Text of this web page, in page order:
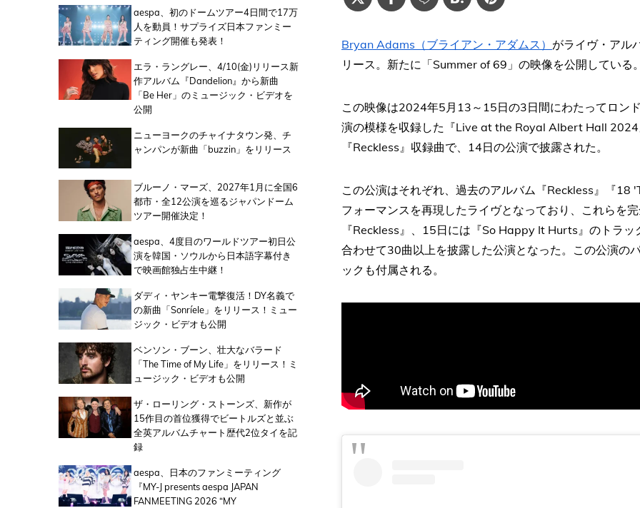
Bryan Adams（ブライアン・アダムス） がライヴ・ア
リース。新たに「Summer of 69」の映像を公開している
この映像は2024年5月13～15日の3日間にわたってロン
演の模様を収録した『Live at the Royal Albert Hall
『Reckless』収録曲で、14日の公演で披露された。
この公演はそれぞれ、過去のアルバム『Reckless』『
フォーマンスを再現したライヴとなっており、これらを
『Reckless』、15日には『So Happy It Hurts』のトラ
合わせて30曲以上を披露した公演となった。この公演の
ックも付属される。
aespa、初のドームツアー4日間で17万
人を動員！サプライズ日本ファンミー
ティング開催も発表！
エラ・ラングレー、4/10(金)リリース新
作アルバム『Dandelion』から新曲
「Be Her」のミュージック・ビデオを
公開
ニューヨークのチャイナタウン発、チ
ャンパンが新曲「buzzin」をリリース
ブルーノ・マーズ、2027年1月に全国6
都市・全12公演を巡るジャパンドーム
ツアー開催決定！
aespa、4度目のワールドツアー初日公
演を韓国・ソウルから日本語字幕付き
で映画館独占生中継！
ダディ・ヤンキー電撃復活！DY名義で
の新曲「Sonríele」をリリース！ミュー
ジック・ビデオも公開
ベンソン・ブーン、壮大なバラード
「The Time of My Life」をリリース！ミ
ュージック・ビデオも公開
ザ・ローリング・ストーンズ、新作が
15作目の首位獲得でビートルズと並ぶ
全英アルバムチャート歴代2位タイを記
録
aespa、日本のファンミーティング
『MY-J presents aespa JAPAN
FANMEETING 2026 “MY